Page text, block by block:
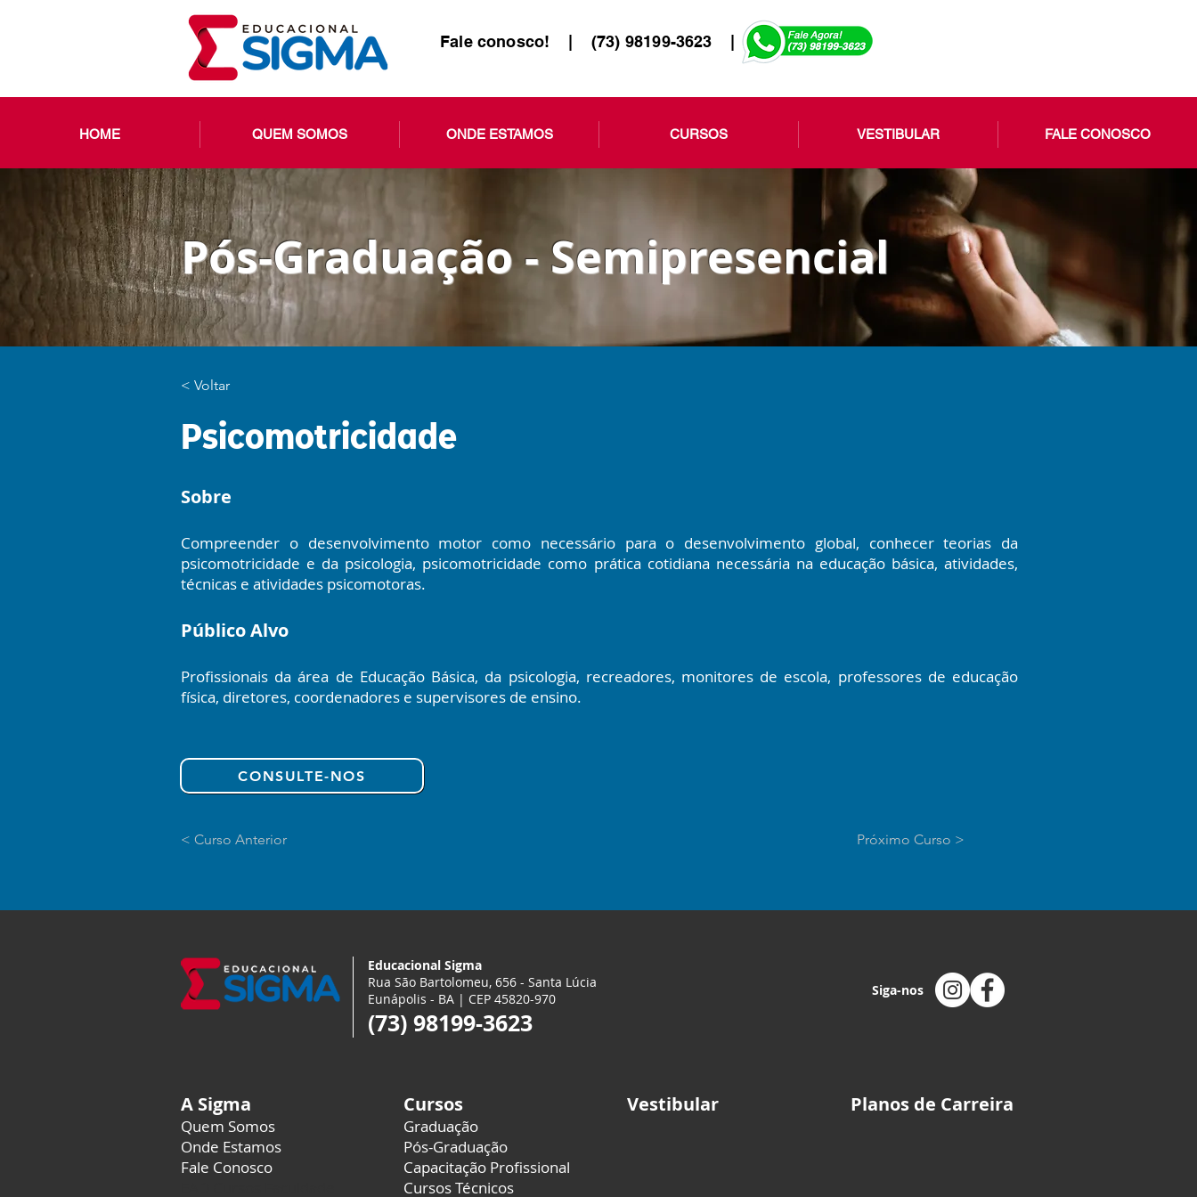
Fale conosco! | (73) 98199-3623 |
HOME QUEM SOMOS ONDE ESTAMOS CURSOS VESTIBULAR FALE CONOSCO
Pós-Graduação - Semipresencial
< Voltar
Psicomotricidade
Sobre
Compreender o desenvolvimento motor como necessário para o desenvolvimento global, conhecer teorias da
psicomotricidade e da psicologia, psicomotricidade como prática cotidiana necessária na educação básica, atividades,
técnicas e atividades psicomotoras.
Público Alvo
Profissionais da área de Educação Básica, da psicologia, recreadores, monitores de escola, professores de educação
física, diretores, coordenadores e supervisores de ensino.
CONSULTE-NOS
< Curso Anterior Próximo Curso >
A Sigma
Quem Somos
Onde Estamos
Fale Conosco
Cursos
Graduação
Pós-Graduação
Capacitação Profissional
Cursos Técnicos
Vestibular Planos de Carreira
Educacional Sigma
Rua São Bartolomeu, 656 - Santa Lúcia
Eunápolis - BA | CEP 45820-970
(73) 98199-3623
Siga-nos